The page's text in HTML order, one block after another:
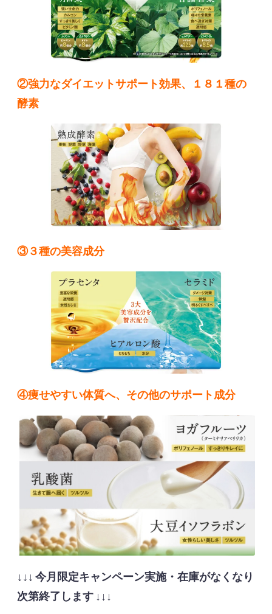
②強力なダイエットサポート効果、１８１種の
酵素
③３種の美容成分
④痩せやすい体質へ、その他のサポート成分
↓↓↓ 今月限定キャンペーン実施・在庫がなくなり
次第終了します ↓↓↓